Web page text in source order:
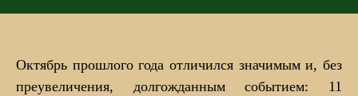
Октябрь прошлого года отличился значимым и, без
преувеличения, долгожданным событием: 11